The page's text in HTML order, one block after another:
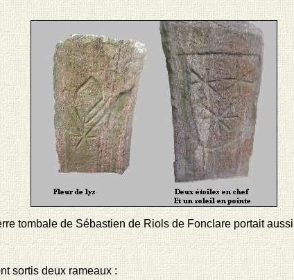
tombale de Sébastien de Riols de Fonclare portait
sortis deux rameaux :